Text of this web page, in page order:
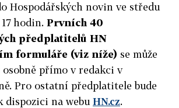
Hospodářských novin ve středu
17 hodin. Prvních 40
předplatitelů HN
formuláře (viz níže) se může
přímo v redakci v
Pro ostatní předplatitele bude
dispozici na webu HN.cz.